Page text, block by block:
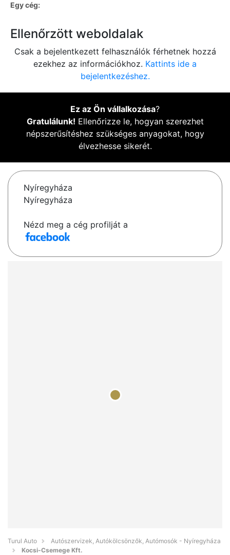
Egy cég:
Ellenőrzött weboldalak
Csak a bejelentkezett felhasználók férhetnek hozzá
ezekhez az információkhoz. Kattints ide a
bejelentkezéshez.
Ez az Ön vállalkozása?
Gratulálunk! Ellenőrizze le, hogyan szerezhet
népszerűsítéshez szükséges anyagokat, hogy
élvezhesse sikerét.
Nyíregyháza
Nyíregyháza
Nézd meg a cég profilját a
Turul Auto
Autószervizek, Autókölcsönzők, Autómosók - Nyíregyháza
Kocsi-Csemege Kft.